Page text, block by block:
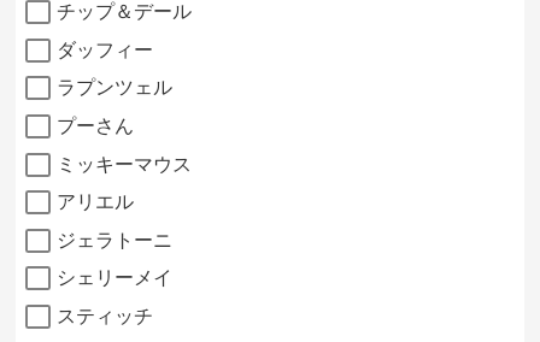
チップ＆デール
ダッフィー
ラプンツェル
プーさん
ミッキーマウス
アリエル
ジェラトーニ
シェリーメイ
スティッチ